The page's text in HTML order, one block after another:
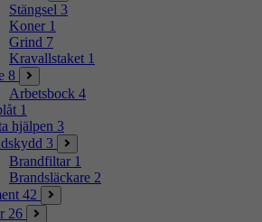
Stängsel 3
Koner 1
Grind 7
Kravallstaket 1
8
Arbetsbock 4
1
hjälpen 3
3
Brandfiltar 1
Brandsläckare 2
42
26